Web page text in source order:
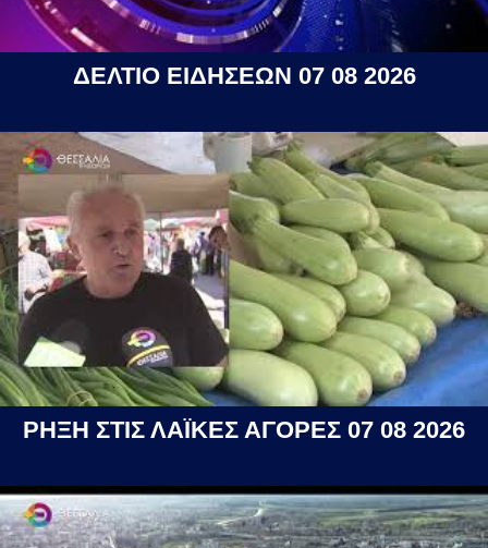
ΔΕΛΤΙΟ ΕΙΔΗΣΕΩΝ 07 08 2026
ΡΗΞΗ ΣΤΙΣ ΛΑΪΚΕΣ ΑΓΟΡΕΣ 07 08 2026